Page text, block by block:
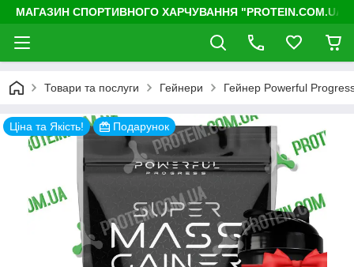
МАГАЗИН СПОРТИВНОГО ХАРЧУВАННЯ "PROTEIN.COM.UA"
Товари та послуги Гейнери Гейнер Powerful
Ціна та Якість! Подарунок